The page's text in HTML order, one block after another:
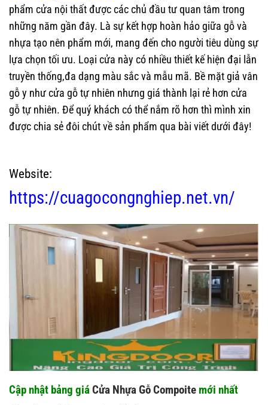
phẩm cửa nội thất được các chủ đầu tư quan tâm trong
những năm gần đây. Là sự kết hợp hoàn hảo giữa gỗ và
nhựa tạo nên phẩm mới, mang đến cho người tiêu dùng sự
lựa chọn tối ưu. Loại cửa này có nhiều thiết kế hiện đại lẫn
truyền thống,đa dạng màu sắc và mẫu mã. Bề mặt giả vân
gỗ y như cửa gỗ tự nhiên nhưng giá thành lại rẻ hơn cửa
gỗ tự nhiên. Để quý khách có thể nắm rõ hơn thì mình xin
được chia sẻ đôi chút về sản phẩm qua bài viết dưới đây!
Website:
https://cuagocongnghiep.net.vn/
Cập nhật bảng giáCửa Nhựa Gỗ Compoite mới nhất